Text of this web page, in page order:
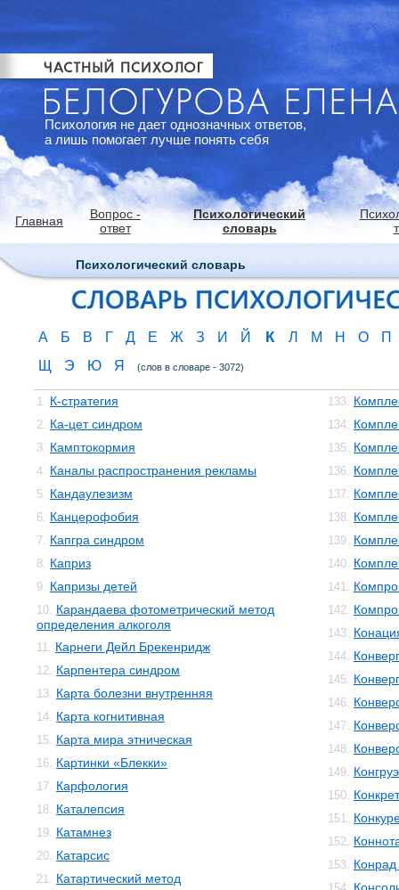
Психология не дает однозначных ответов,
а лишь помогает лучше понять себя
Главная
Вопрос -
ответ
Психологический
словарь
Психологический словарь
А Б В Г Д Е Ж З И Й К Л М Н О
П
Щ
Э Ю Я (слов в словаре - 3072)
1. К-стратегия
2. Ка-цет синдром
3. Камптокормия
4. Каналы распространения рекламы
5. Кандаулезизм
6. Канцерофобия
7. Капгра синдром
8. Каприз
9. Капризы детей
10. Карандаева фотометрический метод
определения алкоголя
11. Карнеги Дейл Брекенридж
12. Карпентера синдром
13. Карта болезни внутренняя
14. Карта когнитивная
15. Карта мира этническая
16. Картинки «Блекки»
17. Карфология
18. Каталепсия
19. Катамнез
20. Катарсис
21. Катартический метод
133.
134.
135.
136.
137.
138.
139.
140.
141.
142.
143.
144.
145.
146.
147.
148.
149.
150.
151.
152.
153.